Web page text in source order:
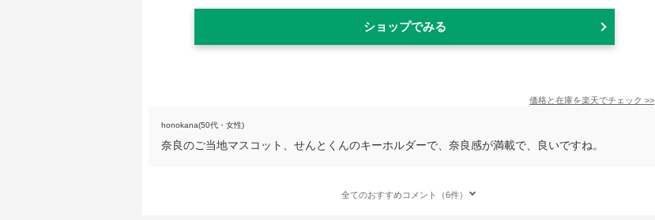
ショップでみる
価格と在庫を楽天でチェック >>
honokana(50代・女性)
奈良のご当地マスコット、せんとくんのキーホルダーで、奈良感が満載で、良いですね。
全てのおすすめコメント（6件）